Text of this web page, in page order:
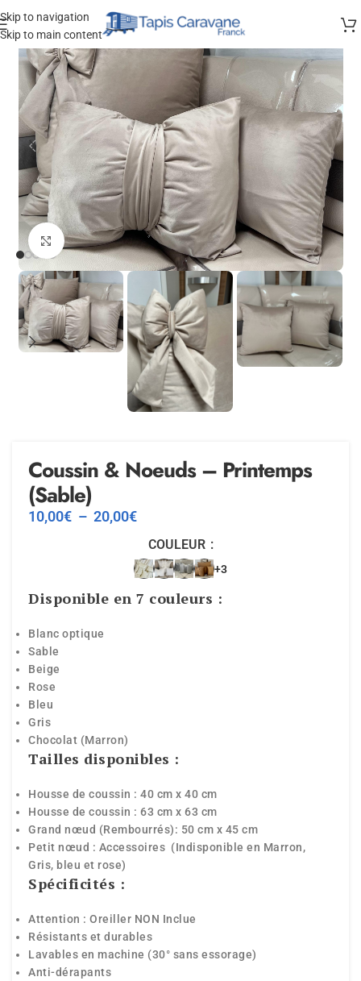
Skip to navigation
Skip to main content
Agrandir
Coussin & Noeuds – Printemps
(Sable)
10,00€ – 20,00€
COULEUR
+3
Disponible en 7 couleurs :
Blanc optique
Sable
Beige
Rose
Bleu
Gris
Chocolat (Marron)
Tailles disponibles :
Housse de coussin : 40 cm x 40 cm
Housse de coussin : 63 cm x 63 cm
Grand nœud (Rembourrés): 50 cm x 45 cm
Petit nœud : Accessoires (Indisponible en Marron,
Gris, bleu et rose)
Spécificités :
Attention : Oreiller NON Inclue
Résistants et durables
Lavables en machine (30° sans essorage)
Anti-dérapants